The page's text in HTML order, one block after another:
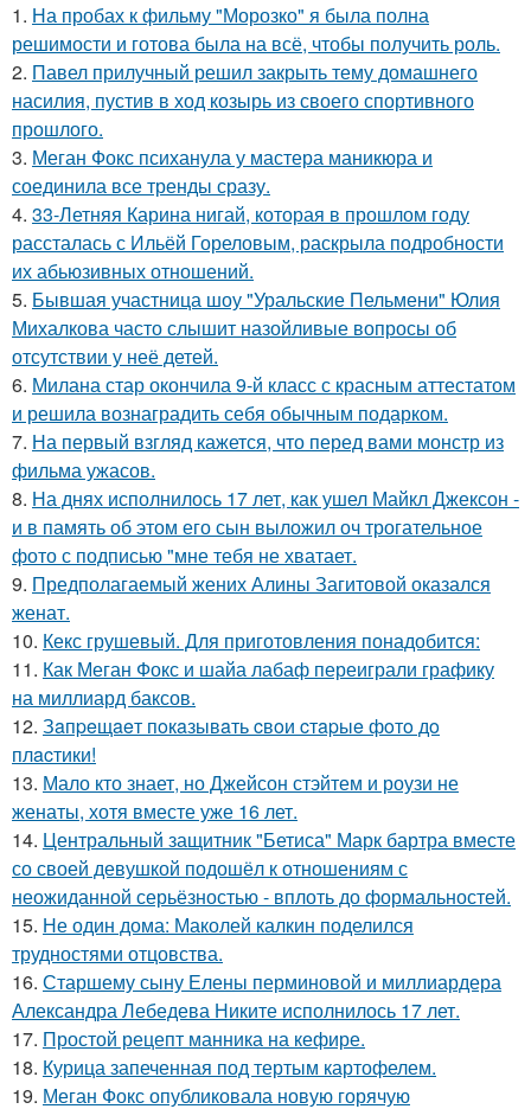
1. На пробах к фильму "Морозко" я была полна
решимости и готова была на всё, чтобы получить роль.
2. Павел прилучный решил закрыть тему домашнего
насилия, пустив в ход козырь из своего спортивного
прошлого.
3. Меган Фокс психанула у мастера маникюра и
соединила все тренды сразу.
4. 33-Летняя Карина нигай, которая в прошлом году
рассталась с Ильёй Гореловым, раскрыла подробности
их абьюзивных отношений.
5. Бывшая участница шоу "Уральские Пельмени" Юлия
Михалкова часто слышит назойливые вопросы об
отсутствии у неё детей.
6. Милана стар окончила 9-й класс с красным аттестатом
и решила вознаградить себя обычным подарком.
7. На первый взгляд кажется, что перед вами монстр из
фильма ужасов.
8. На днях исполнилось 17 лет, как ушел Майкл Джексон -
и в память об этом его сын выложил оч трогательное
фото с подписью "мне тебя не хватает.
9. Предполагаемый жених Алины Загитовой оказался
женат.
10. Кекс грушевый. Для приготовления понадобится:
11. Как Меган Фокс и шайа лабаф переиграли графику
на миллиард баксов.
12. Зaпpeщaeт пoкaзывaть cвoи cтapыe фoтo дo
плacтики!
13. Мало кто знает, но Джейсон стэйтем и роузи не
женаты, хотя вместе уже 16 лет.
14. Центральный защитник "Бетиса" Марк бартра вместе
со своей девушкой подошёл к отношениям с
неожиданной серьёзностью - вплоть до формальностей.
15. Не один дома: Маколей калкин поделился
трудностями отцовства.
16. Старшему сыну Елены перминовой и миллиардера
Александра Лебедева Никите исполнилось 17 лет.
17. Простой рецепт манника на кефире.
18. Курица запеченная под тертым картофелем.
19. Меган Фокс опубликовала новую горячую